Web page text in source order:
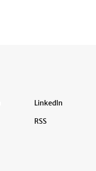
LinkedIn
RSS